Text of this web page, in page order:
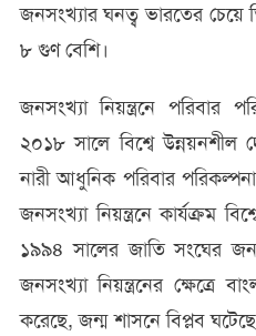
জনসংখ্যার ঘনত্ব ভারতের চেয়ে
৮ গুণ বেশি।
জনসংখ্যা নিয়ন্ত্রনে পরিবার
২০১৮ সালে বিশ্বে
নারী আধুনিক পরিবার
জনসংখ্যা নিয়ন্ত্রনে কার্যক্রম
১৯৯৪ সালের জাতি সংঘের
জনসংখ্যা নিয়ন্ত্রনের ক্ষেত্রে
করেছে, জন্ম শাসনে বিপ্লব